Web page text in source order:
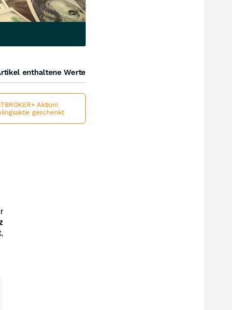
,
enthaltene Werte
Aktion!
geschenkt